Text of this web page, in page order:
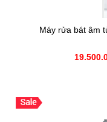
Máy rửa bát âm